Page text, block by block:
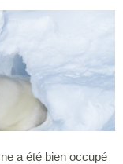
a été bien occupé